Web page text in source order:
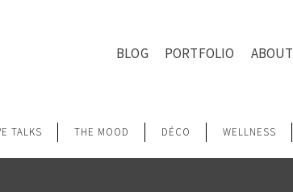
BLOG PORTFOLIO ABOUT
TALKS THE MOOD DÉCO WELLNESS